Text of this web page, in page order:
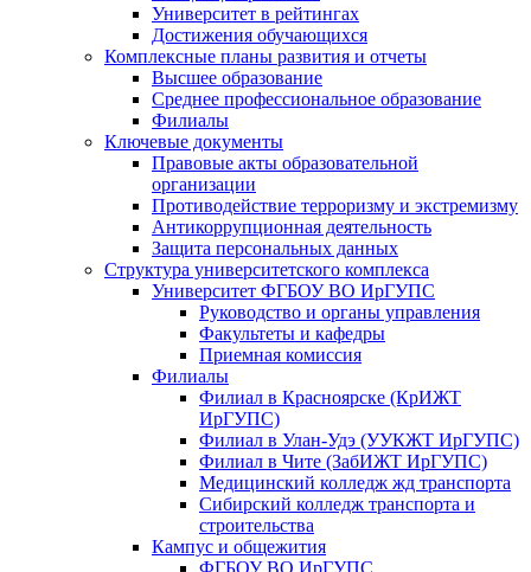
Университет в рейтингах
Достижения обучающихся
Комплексные планы развития и отчеты
Высшее образование
Среднее профессиональное образование
Филиалы
Ключевые документы
Правовые акты образовательной
организации
Противодействие терроризму и экстремизму
Антикоррупционная деятельность
Защита персональных данных
Структура университетского комплекса
Университет ФГБОУ ВО ИрГУПС
Руководство и органы управления
Факультеты и кафедры
Приемная комиссия
Филиалы
Филиал в Красноярске (КрИЖТ
ИрГУПС)
Филиал в Улан-Удэ (УУКЖТ ИрГУПС)
Филиал в Чите (ЗабИЖТ ИрГУПС)
Медицинский колледж жд транспорта
Сибирский колледж транспорта и
строительства
Кампус и общежития
ФГБОУ ВО ИрГУПС